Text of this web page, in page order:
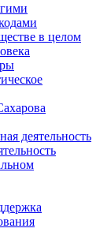
в целом
деятельность